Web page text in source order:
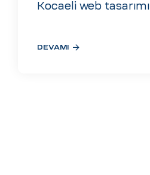
Kocaeli web tasarımı
DEVAMI